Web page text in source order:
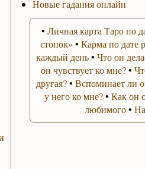
Новые гадания онлайн
• Личная карта Таро по
стопок» • Карма по дате
каждый день• Что он
он чувствует ко мне?•
другая?• Вспоминает ли
у него ко мне?• Как он
любимого•